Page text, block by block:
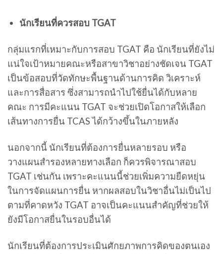
นักเรียนที่ควรสอบ TGAT
กลุ่มแรกที่เหมาะกับการสอบ TGAT คือ นักเรียนที่ยังไม่
แน่ใจเป้าหมายคณะหรือสาขาวิชาอย่างชัดเจน TGAT
เป็นข้อสอบที่วัดทักษะพื้นฐานด้านการคิด วิเคราะห์
และการสื่อสาร ซึ่งสามารถนำไปใช้ยื่นได้กับหลาย
คณะ การมีคะแนน TGAT จะช่วยเปิดโอกาสให้เลือก
เส้นทางการยื่น TCAS ได้กว้างขึ้นในภายหลัง
นอกจากนี้ นักเรียนที่ต้องการยื่นหลายรอบ หรือ
วางแผนสำรองหลายทางเลือก ก็ควรพิจารณาสอบ
TGAT เช่นกัน เพราะคะแนนนี้ช่วยเพิ่มความยืดหยุ่น
ในการจัดแผนการยื่น หากผลสอบในวิชาอื่นไม่เป็นไป
ตามที่คาดหวัง TGAT อาจเป็นคะแนนสำคัญที่ช่วยให้
ยังมีโอกาสยื่นในรอบอื่นได้
นักเรียนที่ต้องการประเมินศักยภาพการคิดของตนเอง